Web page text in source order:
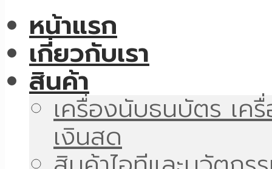
หน้าแรก
เกี่ยวกับเรา
สินค้า
เครื่องนับธนบัตร เค
เงินสด